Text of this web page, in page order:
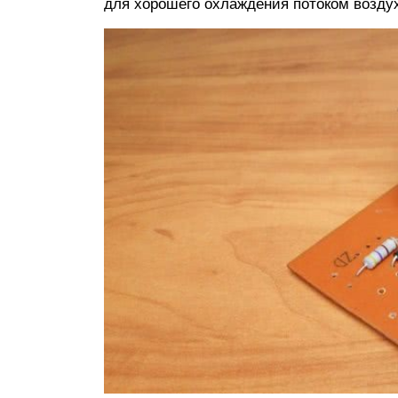
для хорошего охлаждения потоком